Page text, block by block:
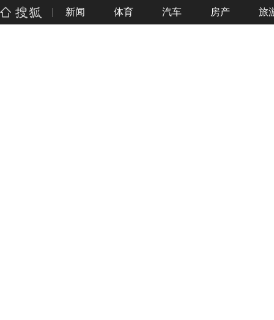
新闻 体育 汽车 房产 旅